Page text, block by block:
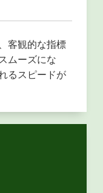
客観的な指標
ムーズにな
るスピードが